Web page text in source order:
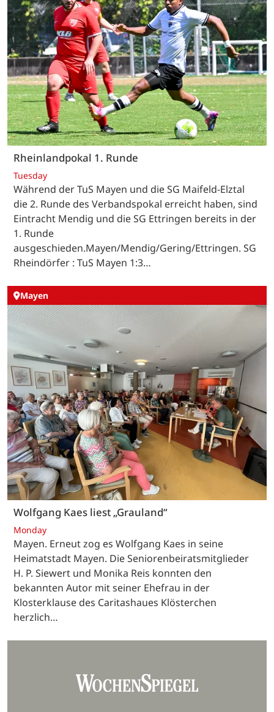
Rheinlandpokal 1. Runde
Tuesday
Während der TuS Mayen und die SG Maifeld-Elztal
die 2. Runde des Verbandspokal erreicht haben, sind
Eintracht Mendig und die SG Ettringen bereits in der
1. Runde
ausgeschieden.Mayen/Mendig/Gering/Ettringen. SG
Rheindörfer : TuS Mayen 1:3…
Mayen
Wolfgang Kaes liest „Grauland“
Monday
Mayen. Erneut zog es Wolfgang Kaes in seine
Heimatstadt Mayen. Die Seniorenbeiratsmitglieder
H. P. Siewert und Monika Reis konnten den
bekannten Autor mit seiner Ehefrau in der
Klosterklause des Caritashaues Klösterchen
herzlich…